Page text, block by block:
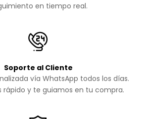
en tiempo real.
Soporte al Cliente
vía WhatsApp todos los días.
rápido y te guiamos en tu compra.